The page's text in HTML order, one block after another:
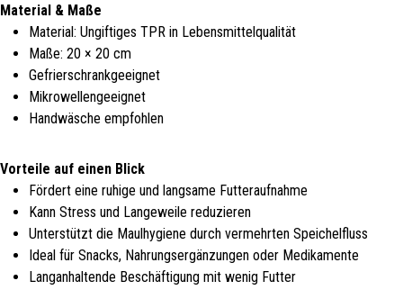
Material & Maße
Material: Ungiftiges TPR in Lebensmittelqualität
Maße: 20 × 20 cm
Gefrierschrankgeeignet
Mikrowellengeeignet
Handwäsche empfohlen
Vorteile auf einen Blick
Fördert eine ruhige und langsame Futteraufnahme
Kann Stress und Langeweile reduzieren
Unterstützt die Maulhygiene durch vermehrten Speichelfluss
Ideal für Snacks, Nahrungsergänzungen oder Medikamente
Langanhaltende Beschäftigung mit wenig Futter